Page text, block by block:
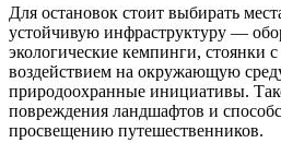
Для остановок стоит выбирать
устойчивую инфраструктуру —
экологические кемпинги, стоянки
воздействием на окружающую
природоохранные инициативы.
повреждения ландшафтов и
просвещению путешественников.